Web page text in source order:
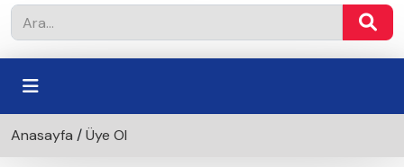
Anasayfa /Üye Ol